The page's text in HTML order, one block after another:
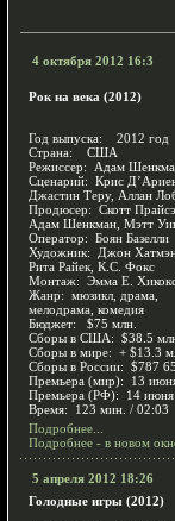
4 октября 2012 16:3
Рок на века (2012)
Год выпуска: 2012 год
Страна: США
Режиссер: Адам
Сценарий: Крис
Джастин Теру, Аллан
Продюсер: Скотт
Адам Шенкман, Мэтт
Оператор: Боян Базелли
Художник: Джон
Рита Райек, К.С. Фокс
Монтаж: Эмма Е.
Жанр: мюзикл, драма,
мелодрама, комедия
Бюджет: $75 млн.
Сборы в США: $38.5
Сборы в мире: + $13.3
Сборы в России: $787
Премьера (мир): 13
Премьера (РФ): 14 июня
Время: 123 мин. / 02:03
Подробнее...
Подробнее - в новом
5 апреля 2012 18:26
Голодные игры (2012)